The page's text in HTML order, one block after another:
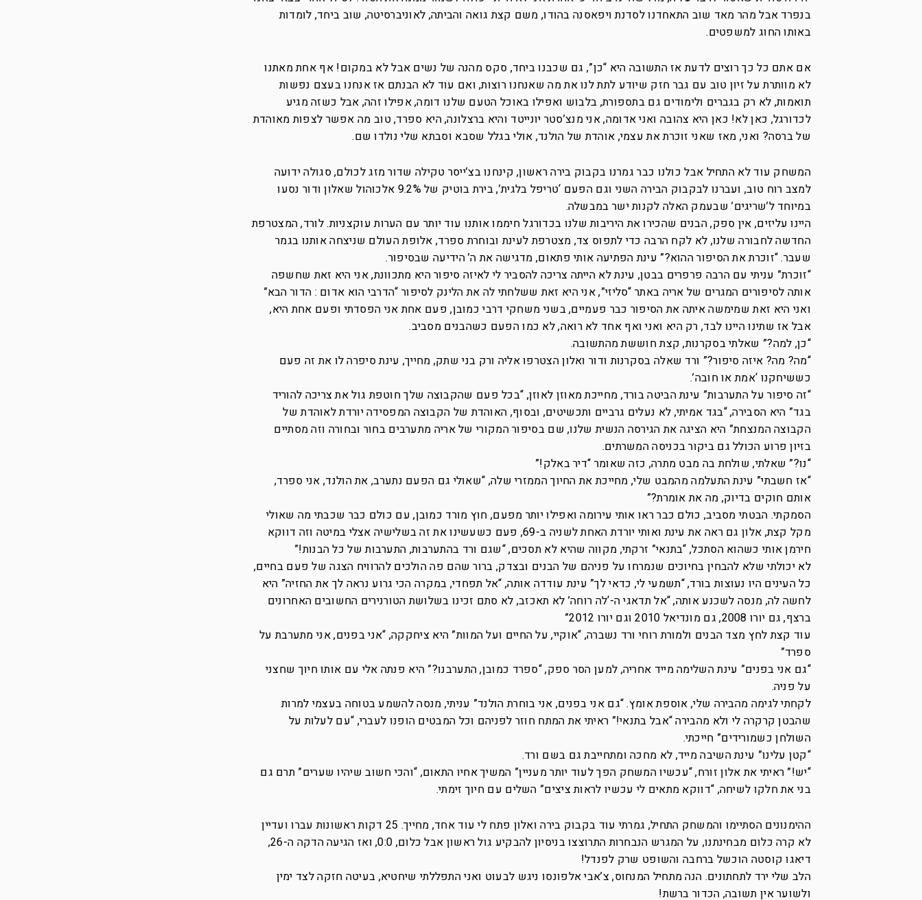
בנפרד אבל מהר מאד שוב התאחדנו לסדנת ויפאסנה בהודו, משם קצת גואה והביתה, לאוניברסיטה, שוב ביחד, לומדות
באותו החוג למשפטים.
אם אתם כל כך רוצים לדעת אז התשובה היא “כן”, גם שכבנו ביחד, סקס מהנה של נשים אבל לא במקום! אף אחת מאתנו
לא מוותרת על זיון טוב עם גבר חזק שיודע לתת לנו את מה שאנחנו רוצות, ואם עוד לא הבנתם אז אנחנו בעצם נפשות
תואמות, לא רק בגברים ולימודים גם בתספורת, בלבוש ואפילו באוכל הטעם שלנו דומה, אפילו זהה, אבל כשזה מגיע
לכדורגל, כאן לא! כאן היא צהובה ואני אדומה, אני מנצ’סטר יונייטד והיא ברצלונה, היא ספרד, טוב מה אפשר לצפות מאוהדת
של ברסה? ואני, מאז שאני זוכרת את עצמי, אוהדת של הולנד, אולי בגלל שסבא וסבתא שלי נולדו שם.
המשחק עוד לא התחיל אבל כולנו כבר גמרנו בקבוק בירה ראשון, קינחנו בצ’ייסר טקילה שדור מזג לכולם, סגולה ידועה
למצב רוח טוב, ועברנו לבקבוק הבירה השני וגם הפעם ‘טריפל בלגית’, בירת בוטיק של 9.2% אלכוהול שאלון ודור נסעו
במיוחד ל’שריגים’ שבעמק האלה לקנות ישר במבשלה.
היינו עליזים, אין ספק, הבנים שהכירו את היריבות שלנו בכדורגל חיממו אותנו עוד יותר עם הערות עוקצניות. לורד, המצטרפת
החדשה לחבורה שלנו, לא לקח הרבה כדי לתפוס צד, מצטרפת לעינת ובוחרת ספרד, אלופת העולם שניצחה אותנו בגמר
שעבר. “זוכרת את הסיפור ההוא?” עינת הפתיעה אותי פתאום, מדגישה את ה’ הידיעה שבסיפור.
“זוכרת” עניתי עם הרבה פרפרים בבטן, עינת לא הייתה צריכה להסביר לי לאיזה סיפור היא מתכוונת, אני היא זאת שחשפה
אותה לסיפורים המגרים של אריה באתר “סליזי”, אני היא זאת ששלחתי לה את הלינק לסיפור “הדרבי הוא אדום : הדור הבא”
ואני היא זאת שמימשה איתה את הסיפור כבר פעמיים, בשני משחקי דרבי כמובן, פעם אחת אני הפסדתי ופעם אחת היא,
אבל אז שתינו היינו לבד, רק היא ואני ואף אחד לא רואה, לא כמו הפעם כשהבנים מסביב.
“כן, למה?” שאלתי בסקרנות, קצת חוששת מהתשובה.
“מה? מה? איזה סיפור?” ורד שאלה בסקרנות ודור ואלון הצטרפו אליה ורק בני שתק, מחייך, עינת סיפרה לו את זה פעם
כששיחקנו ‘אמת או חובה’.
“זה סיפור על התערבות” עינת הביטה בורד, מחייכת מאוזן לאוזן, “בכל פעם שהקבוצה שלך חוטפת גול את צריכה להוריד
בגד” היא הסבירה, “בגד אמיתי, לא נעלים גרביים ותכשיטים, ובסוף, האוהדת של הקבוצה המפסידה יורדת לאוהדת של
הקבוצה המנצחת” היא הציגה את הגירסה הנשית שלנו, שם בסיפור המקורי של אריה מתערבים בחור ובחורה וזה מסתיים
בזיון פרוע הכולל גם ביקור בכניסה המשרתים.
“נו?” שאלתי, שולחת בה מבט מתרה, כזה שאומר “דיר באלק!”
“אז חשבתי” עינת התעלמה מהמבט שלי, מחייכת את החיוך הממזרי שלה, “שאולי גם הפעם נתערב, את הולנד, אני ספרד,
אותם חוקים בדיוק, מה את אומרת?”
הסמקתי. הבטתי מסביב, כולם כבר ראו אותי עירומה ואפילו יותר מפעם, חוץ מורד כמובן, עם כולם כבר שכבתי מה שאולי
מקל קצת, אלון גם ראה את עינת ואותי יורדת האחת לשניה ב-69, פעם כשעשינו את זה בשלישיה אצלי במיטה וזה דווקא
חירמן אותי כשהוא הסתכל, “בתנאי” זרקתי, מקווה שהיא לא תסכים, “שגם ורד בהתערבות, התערבות של כל הבנות!”
לא יכולתי שלא להבחין בחיוכים שנמרחו על פניהם של הבנים ובצדק, ברור שהם פה הולכים להרוויח הצגה של פעם בחיים,
כל העינים היו נעוצות בורד, “תשמעי לי, כדאי לך” עינת עודדה אותה, “אל תפחדי, במקרה הכי גרוע נראה לך את החזיה” היא
לחשה לה, מנסה לשכנע אותה, “אל תדאגי ה-‘לה רוחה’ לא תאכזב, לא סתם זכינו בשלושת הטורנירים החשובים האחרונים
ברצף, גם יורו 2008, גם מונדיאל 2010 וגם יורו 2012”
עוד קצת לחץ מצד הבנים ולמורת רוחי ורד נשברה, “אוקיי, על החיים ועל המוות” היא ציחקקה, “אני בפנים, אני מתערבת על
ספרד”
“גם אני בפנים” עינת השלימה מייד אחריה, למען הסר ספק, “ספרד כמובן, התערבנו?” היא פנתה אלי עם אותו חיוך שחצני
על פניה.
לקחתי לגימה מהבירה שלי, אוספת אומץ. “גם אני בפנים, אני בוחרת הולנד” עניתי, מנסה להשמע בטוחה בעצמי למרות
שהבטן קרקרה לי ולא מהבירה “אבל בתנאי!” ראיתי את המתח חוזר לפניהם וכל המבטים הופנו לעברי, “עם לעלות על
השולחן כשמורידים” חייכתי.
“קטן עלינו” עינת השיבה מייד, לא מחכה ומתחייבת גם בשם ורד.
“יש!” ראיתי את אלון זורח, “עכשיו המשחק הפך לעוד יותר מעניין” המשיך אחיו התאום, “והכי חשוב שיהיו שערים” תרם גם
בני את חלקו לשיחה, “דווקא מתאים לי עכשיו לראות ציצים” השלים עם חיוך זימתי.
ההימנונים הסתיימו והמשחק התחיל, גמרתי עוד בקבוק בירה ואלון פתח לי עוד אחד, מחייך. 25 דקות ראשונות עברו ועדיין
לא קרה כלום מבחינתנו, על המגרש הנבחרות התרוצצו בניסיון להבקיע גול ראשון אבל כלום, 0:0, ואז הגיעה הדקה ה-26,
דיאגו קוסטה הוכשל ברחבה והשופט שרק לפנדל!
הלב שלי ירד לתחתונים. הנה מתחיל המנחוס, צ’אבי אלפונסו ניגש לבעוט ואני התפללתי שיחטיא, בעיטה חזקה לצד ימין
ולשוער אין תשובה, הכדור ברשת!